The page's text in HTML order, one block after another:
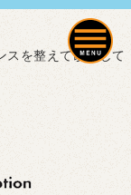
スを整えて改善して